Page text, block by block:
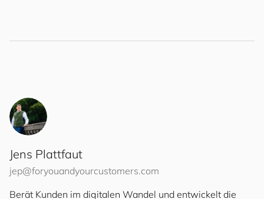
Jens Plattfaut
jep@foryouandyourcustomers.com
Berät Kunden im digitalen Wandel und entwickelt die